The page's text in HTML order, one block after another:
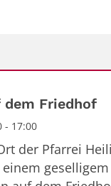
2026
Friedhof
- 17:00
der Pfarrei
geselligem